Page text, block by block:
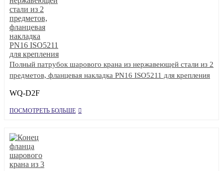
Полный патрубок шарового крана из нержавеющей стали из 2
предметов, фланцевая накладка PN16 ISO5211 для крепления
WQ-D2F
ПОСМОТРЕТЬ БОЛЬШЕ